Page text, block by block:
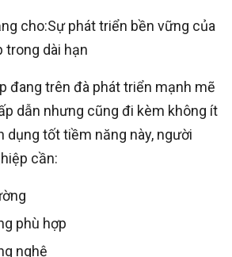
cho:Sự phát triển bền vững của
trong dài hạn
đang trên đà phát triển mạnh mẽ
dẫn nhưng cũng đi kèm không ít
tốt tiềm năng này, người
cần:
phù hợp
nghệ